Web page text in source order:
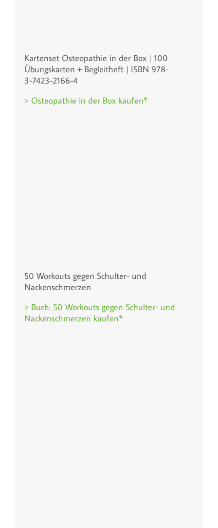
Kartenset Osteopathie in der Box | 100
Übungskarten + Begleitheft | ISBN 978-
3-7423-2166-4
> Osteopathie in der Box kaufen*
50 Workouts gegen Schulter- und
Nackenschmerzen
> Buch: 50 Workouts gegen Schulter- und
Nackenschmerzen kaufen*